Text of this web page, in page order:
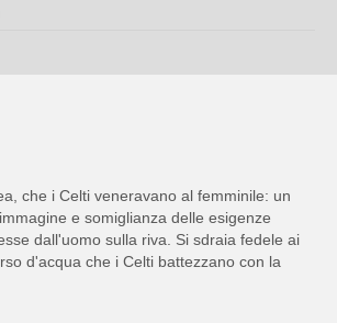
che i Celti veneravano al femminile: un
e somiglianza delle esigenze
dall'uomo sulla riva. Si sdraia fedele ai
d'acqua che i Celti battezzano con la